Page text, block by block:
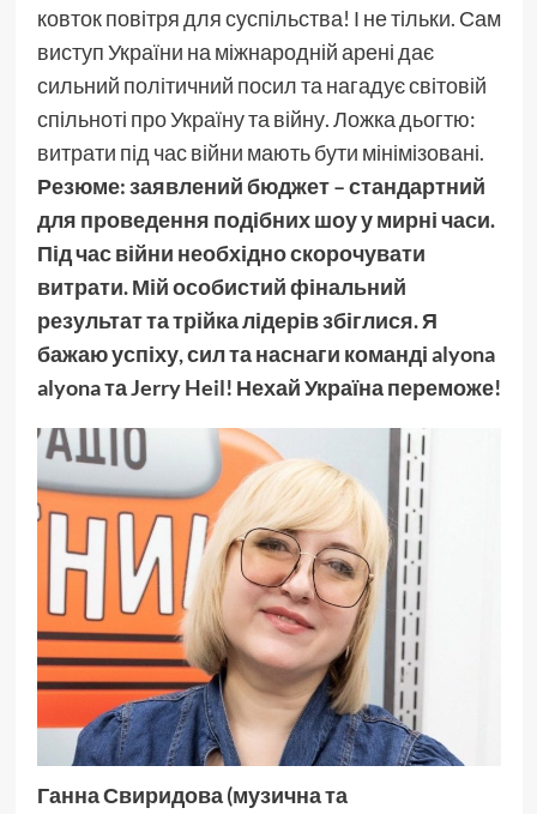
ковток повітря для суспільства! І не тільки. Сам
виступ України на міжнародній арені дає
сильний політичний посил та нагадує світовій
спільноті про Україну та війну. Ложка дьогтю:
витрати під час війни мають бути мінімізовані.
Резюме: заявлений бюджет – стандартний
для проведення подібних шоу у мирні часи.
Під час війни необхідно скорочувати
витрати. Мій особистий фінальний
результат та трійка лідерів збіглися. Я
бажаю успіху, сил та наснаги команді alyona
alyona та Jerry Heil! Нехай Україна переможе!
Ганна Свиридова (музична та